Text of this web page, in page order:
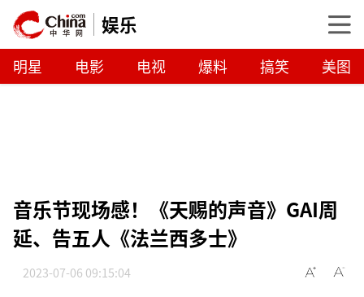
娱乐
明星 电影 电视 爆料 搞笑 美图
音乐节现场感！《天赐的声音》GAI周
延、告五人《法兰西多士》
2023-07-06 09:15:04